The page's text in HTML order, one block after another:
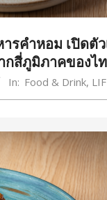
รคำหอม เปิดตั
กสี่ภูมิภาคของไ
In: Food & Drink,